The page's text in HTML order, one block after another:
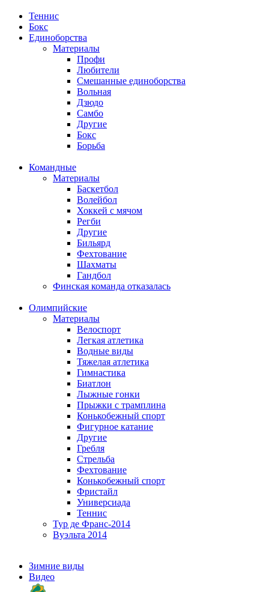
Теннис
Бокс
Единоборства
Материалы
Профи
Любители
Смешанные единоборства
Вольная
Дзюдо
Самбо
Другие
Бокс
Борьба
Командные
Материалы
Баскетбол
Волейбол
Хоккей с мячом
Регби
Другие
Бильярд
Фехтование
Шахматы
Гандбол
Финская команда отказалась
Олимпийские
Материалы
Велоспорт
Легкая атлетика
Водные виды
Тяжелая атлетика
Гимнастика
Биатлон
Лыжные гонки
Прыжки с трамплина
Конькобежный спорт
Фигурное катание
Другие
Гребля
Стрельба
Фехтование
Конькобежный спорт
Фристайл
Универсиада
Теннис
Тур де Франс-2014
Вуэльта 2014
Зимние виды
Видео